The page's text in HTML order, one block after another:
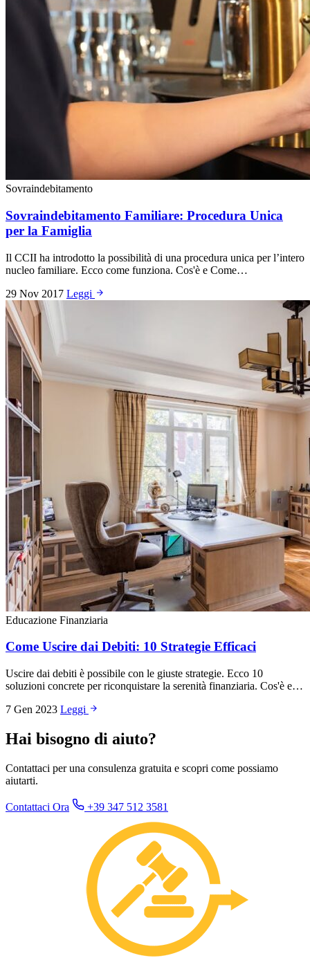
Sovraindebitamento
Sovraindebitamento Familiare: Procedura Unica
per la Famiglia
Il CCII ha introdotto la possibilità di una procedura unica per l’intero
nucleo familiare. Ecco come funziona. Cos'è e Come…
29 Nov 2017 Leggi
Educazione Finanziaria
Come Uscire dai Debiti: 10 Strategie Efficaci
Uscire dai debiti è possibile con le giuste strategie. Ecco 10
soluzioni concrete per riconquistare la serenità finanziaria. Cos'è e…
7 Gen 2023 Leggi
Hai bisogno di aiuto?
Contattaci per una consulenza gratuita e scopri come possiamo
aiutarti.
Contattaci Ora +39 347 512 3581